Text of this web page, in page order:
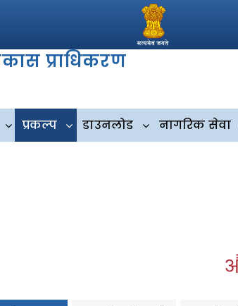
प्राधिकरण
प्रकल्प डाउनलोड नागरिक सेवा